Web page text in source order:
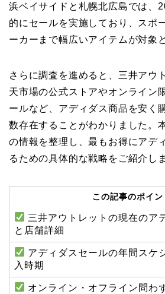
浜ベイサイドと札幌北広島では、
的にセールを実施しており、スポ
ーカーまで幅広いアイテムが対象
さらに調査を進めると、三井アウ
天市場の公式ストアやオンライン
ールなど、アディダス商品を安く
数存在することがわかりました。
の情報を整理し、最もお得にアデ
るための具体的な戦略をご紹介し
この記事のポイン
三井アウトレットの現在のア
と店舗詳細
アディダスセールの年間スケ
入時期
オンライン・オフライン問わ